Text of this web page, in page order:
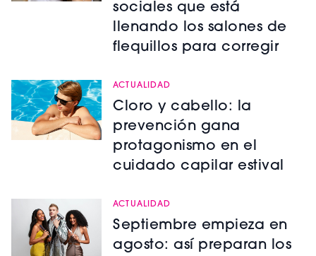
sociales que está
llenando los salones de
flequillos para corregir
ACTUALIDAD
Cloro y cabello: la
prevención gana
protagonismo en el
cuidado capilar estival
ACTUALIDAD
Septiembre empieza en
agosto: así preparan los